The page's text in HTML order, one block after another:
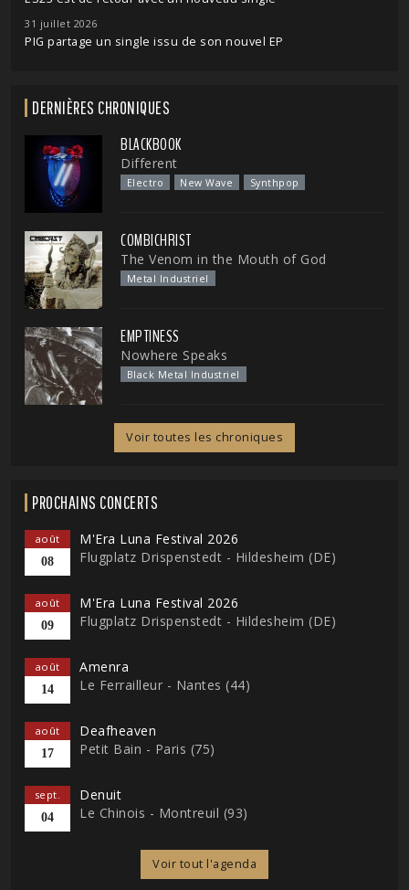
31 juillet 2026
PIG partage un single issu de son nouvel EP
DERNIÈRES CHRONIQUES
BLACKBOOK
Different
Electro New Wave Synthpop
COMBICHRIST
The Venom in the Mouth of God
Metal Industriel
EMPTINESS
Nowhere Speaks
Black Metal Industriel
Voir toutes les chroniques
PROCHAINS CONCERTS
août
08
M'Era Luna Festival 2026
Flugplatz Drispenstedt - Hildesheim (DE)
août
09
M'Era Luna Festival 2026
Flugplatz Drispenstedt - Hildesheim (DE)
août
14
Amenra
Le Ferrailleur - Nantes (44)
août
17
Deafheaven
Petit Bain - Paris (75)
sept.
04
Denuit
Le Chinois - Montreuil (93)
Voir tout l'agenda